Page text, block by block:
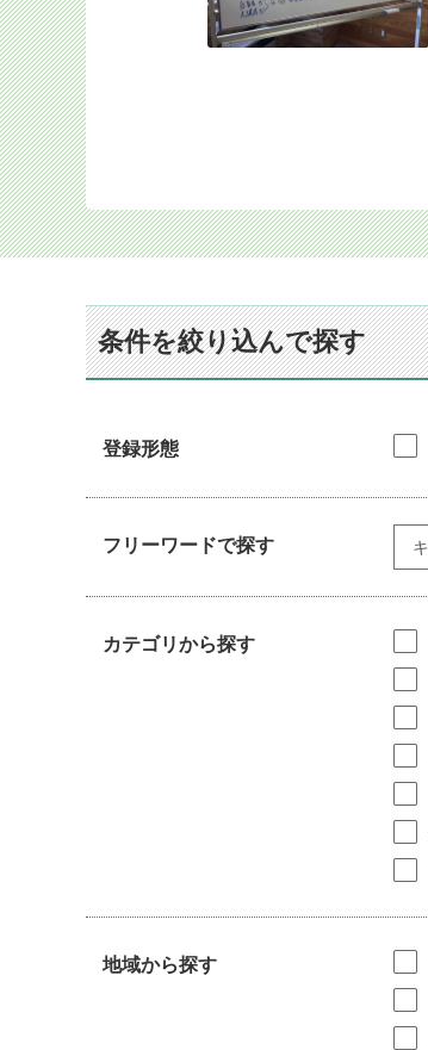
条件を絞り込んで探す
登録形態
フリーワードで探す
カテゴリから探す
地域から探す